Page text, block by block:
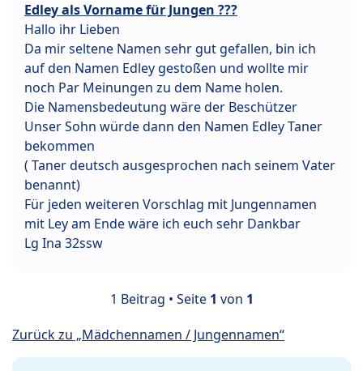
Edley als Vorname für Jungen ???
Hallo ihr Lieben
Da mir seltene Namen sehr gut gefallen, bin ich
auf den Namen Edley gestoßen und wollte mir
noch Par Meinungen zu dem Name holen.
Die Namensbedeutung wäre der Beschützer
Unser Sohn würde dann den Namen Edley Taner
bekommen
( Taner deutsch ausgesprochen nach seinem Vater
benannt)
Für jeden weiteren Vorschlag mit Jungennamen
mit Ley am Ende wäre ich euch sehr Dankbar
Lg Ina 32ssw
1 Beitrag • Seite 1 von 1
Zurück zu „Mädchennamen / Jungennamen“